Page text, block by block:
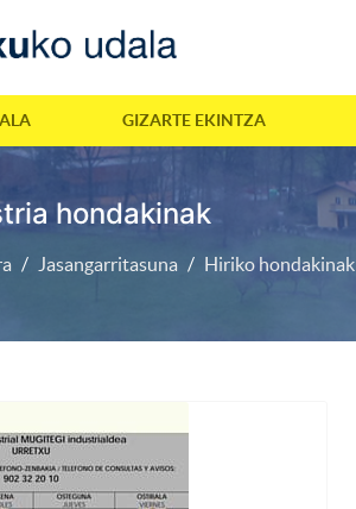
GIZARTE EKINTZA
hondakinak
Jasangarritasuna Hiriko hondakinak